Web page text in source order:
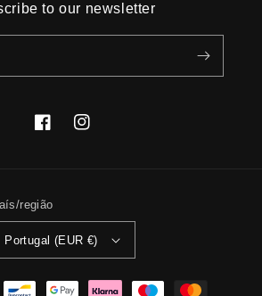
to our newsletter
FacebookInstagram
região
Portugal (EUR €)